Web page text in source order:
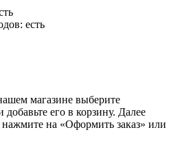
есть
магазине выберите
его в корзину. Далее
на «Оформить заказ» или